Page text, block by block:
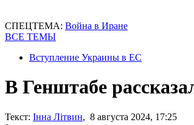
СПЕЦТЕМА: Война в Иране
ВСЕ ТЕМЫ
Вступление Украины в ЕС
В Генштабе
Текст: Інна Літвин, 8 августа 2024, 17:25